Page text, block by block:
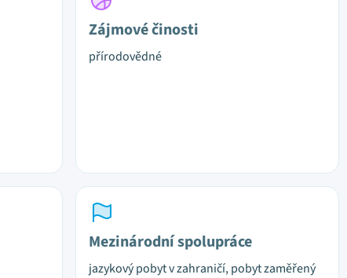
Zájmové činosti
přírodovědné
Mezinárodní spolupráce
jazykový pobyt v zahraničí, pobyt zaměřený